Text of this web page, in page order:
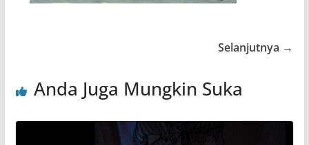
Selanjutnya →
Anda Juga Mungkin Suka